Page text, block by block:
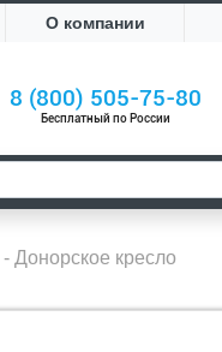
О компании
8 (800) 505-75-80
Бесплатный по России
- Донорское кресло